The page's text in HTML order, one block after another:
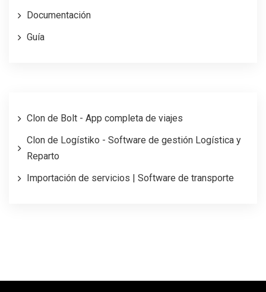
Documentación
Guía
Clon de Bolt - App completa de viajes
Clon de Logístiko - Software de gestión Logística y
Reparto
Importación de servicios | Software de transporte